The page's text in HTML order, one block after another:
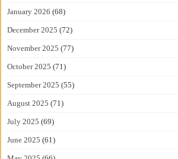
January 2026 (68)
December 2025 (72)
November 2025 (77)
October 2025 (71)
September 2025 (55)
August 2025 (71)
July 2025 (69)
June 2025 (61)